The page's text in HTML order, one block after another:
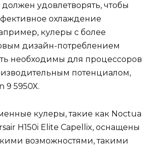
удовлетворять, чтобы
охлаждение
кулеры с более
дизайн-потреблением
необходимы для процессоров
потенциалом,
9 5950X.
кулеры, такие как Noctua
H150i Elite Capellix, оснащены
возможностями, такими